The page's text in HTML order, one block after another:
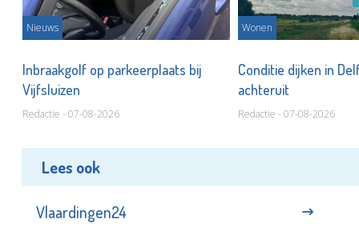
Nieuws
Inbraakgolf op parkeerplaats bij
Vijfsluizen
Redactie - 07-08-2026
Wonen
Conditie dijken in
achteruit
Redactie - 07-08-2026
Lees ook
Vlaardingen24